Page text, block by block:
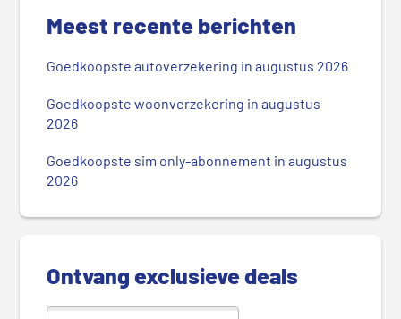
d
Meest recente berichten
Goedkoopste autoverzekering in augustus 2026
Goedkoopste woonverzekering in augustus
2026
Goedkoopste sim only-abonnement in augustus
2026
Ontvang exclusieve deals